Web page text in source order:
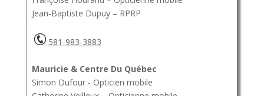
Jean-Baptiste Dupuy – RPRP
581-983-3883
Mauricie & Centre Du Québec
Simon Dufour - Opticien mobile